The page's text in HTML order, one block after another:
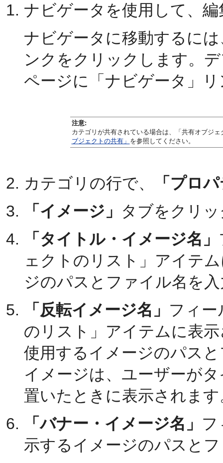
ナビゲータを使用して、
ナビゲータに移動するに
ンクをクリックします。
ページに「ナビゲータ」
注意:
カテゴリが共有されている場合は、「共有オブジ
ブジェクトの共有」 を参照してください。
カテゴリの行で、
「プロ
「イメージ」 タブをクリ
「タイトル・イメージ名」
ェクトのリスト」アイテ
ジのパスとファイル名を
「反転イメージ名」 フィ
のリスト」アイテムに表
使用するイメージのパス
イメージは、ユーザーが
置いたときに表示されます
「バナー・イメージ名」 フ
示するイメージのパスと